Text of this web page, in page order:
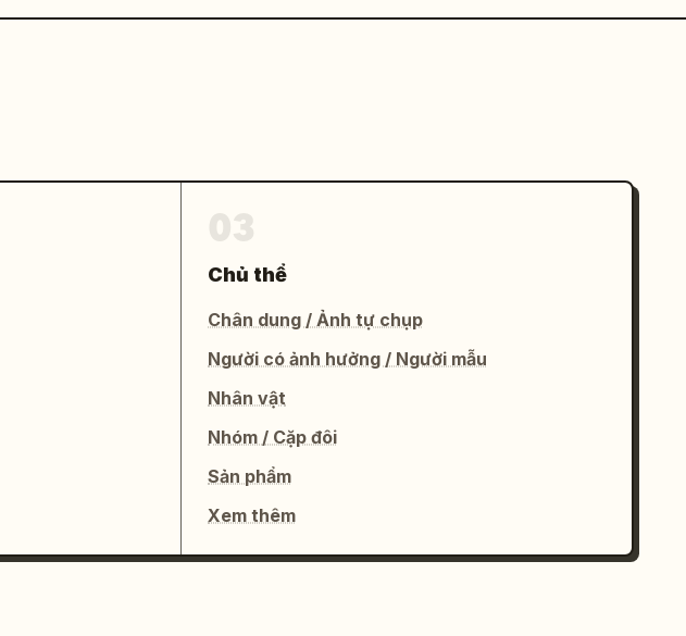
Chủ thể
Chân dung / Ảnh tự chụp
Người có ảnh hưởng / Người mẫu
Nhân vật
Nhóm / Cặp đôi
Sản phẩm
Xem thêm